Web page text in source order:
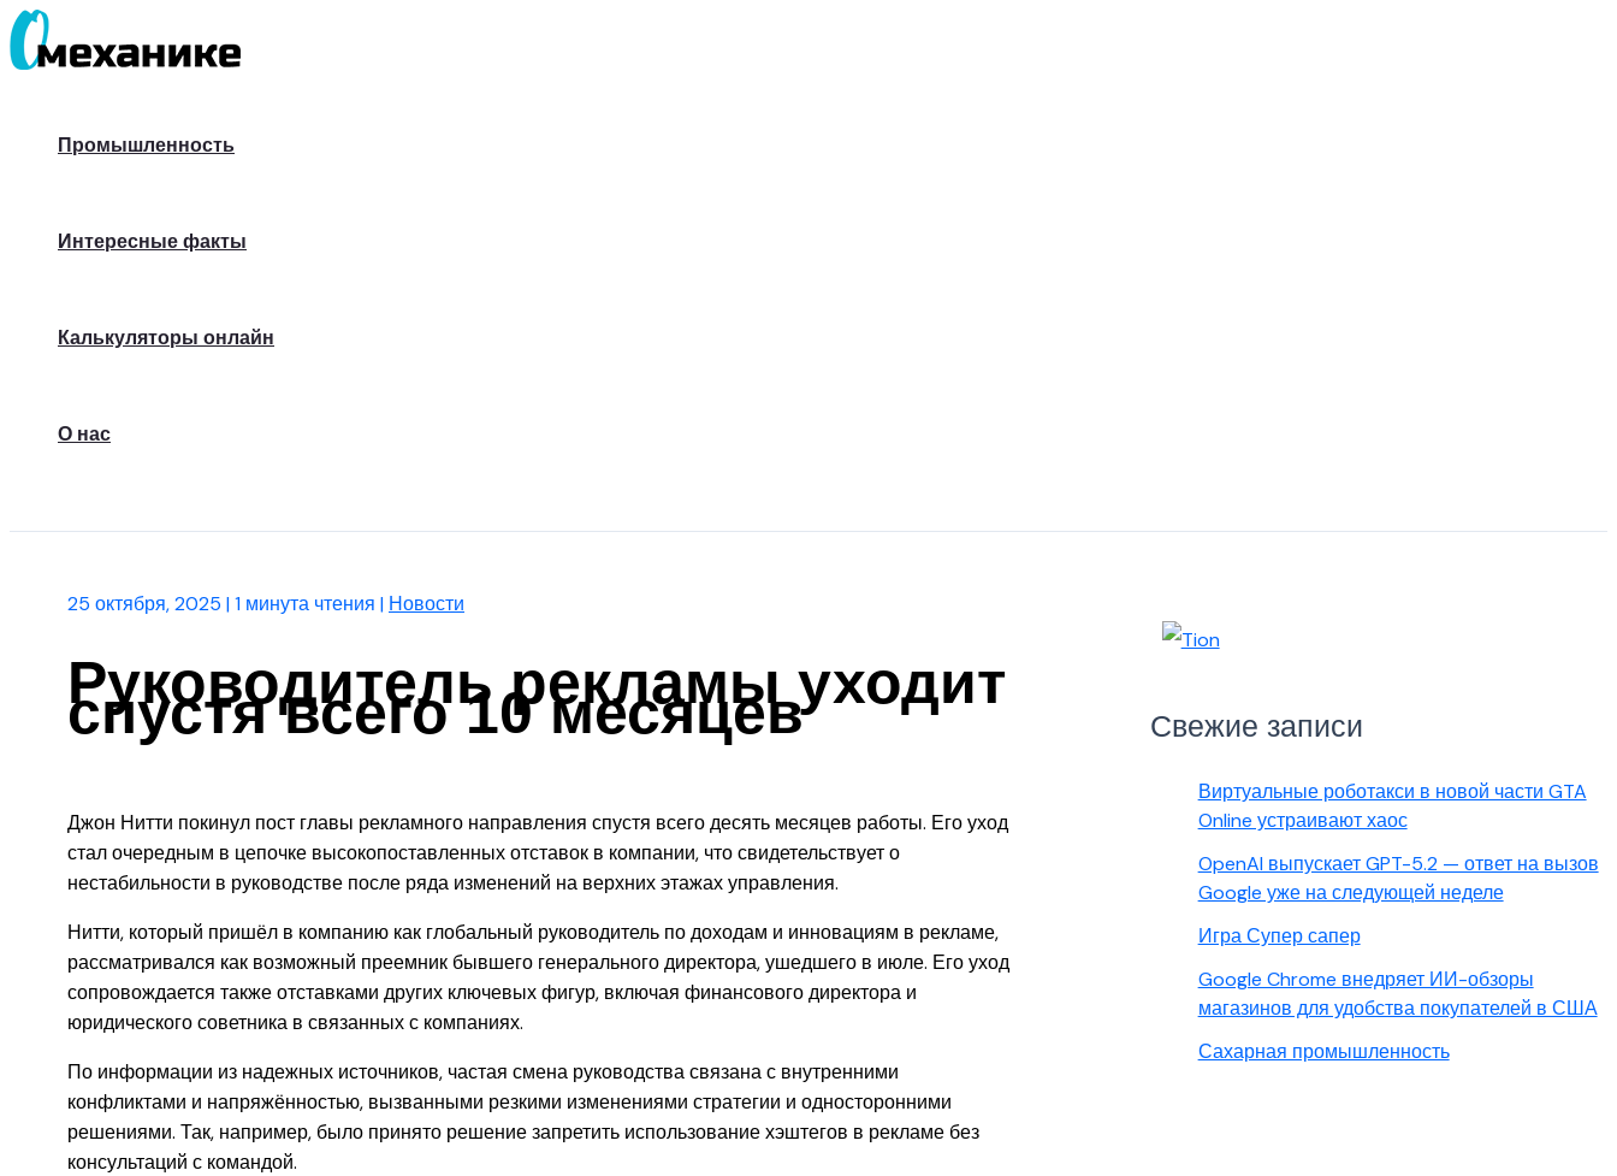
Перейти
к
Промышленность
Интересные факты
Калькуляторы онлайн
О нас
25 октября, 2025 |1 минута чтения | Новости
Руководитель рекламы уходит
спустя всего 10 месяцев
Джон Нитти покинул пост главы рекламного направления спустя всего десять месяцев работы. Его уход
стал очередным в цепочке высокопоставленных отставок в компании, что свидетельствует о
нестабильности в руководстве после ряда изменений на верхних этажах управления.
Нитти, который пришёл в компанию как глобальный руководитель по доходам и инновациям в рекламе,
рассматривался как возможный преемник бывшего генерального директора, ушедшего в июле. Его уход
сопровождается также отставками других ключевых фигур, включая финансового директора и
юридического советника в связанных с компаниях.
По информации из надежных источников, частая смена руководства связана с внутренними
конфликтами и напряжённостью, вызванными резкими изменениями стратегии и односторонними
решениями. Так, например, было принято решение запретить использование хэштегов в рекламе без
консультаций с командой.
Свежие записи
Виртуальные роботакси в новой части GTA
Online устраивают хаос
OpenAI выпускает GPT-5.2 — ответ на вызов
Google уже на следующей неделе
Игра Супер сапер
Google Chrome внедряет ИИ-обзоры
магазинов для удобства покупателей в США
Сахарная промышленность